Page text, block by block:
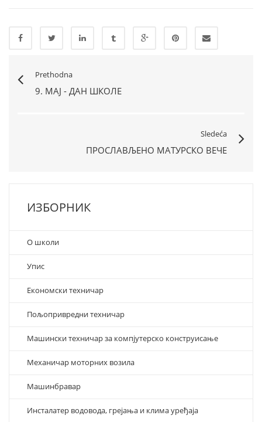
Prethodna
9. МАЈ - ДАН ШКОЛЕ
Sledeća
ПРОСЛАВЉЕНО МАТУРСКО ВЕЧЕ
ИЗБОРНИК
О школи
Упис
Економски техничар
Пољопривредни техничар
Машински техничар за компјутерско конструисање
Механичар моторних возила
Машинбравар
Инсталатер водовода, грејања и клима уређаја